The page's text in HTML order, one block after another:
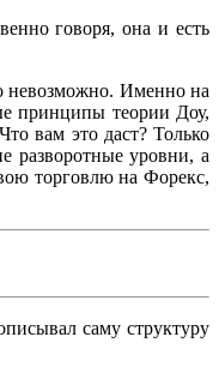
говоря, она и есть
невозможно. Именно на
принципы теории Доу,
вам это даст? Только
разворотные уровни, а
торговлю на Форекс,
саму структуру